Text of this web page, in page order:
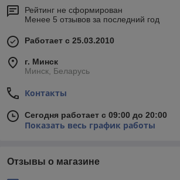
Рейтинг не сформирован
Менее 5 отзывов за последний год
Работает с 25.03.2010
г. Минск
Минск, Беларусь
Контакты
Сегодня работает с 09:00 до 20:00
Показать весь график работы
Отзывы о магазине